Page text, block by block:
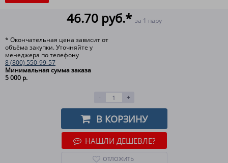
46.70 руб.* за 1 пару
* Окончательная цена зависит от
объёма закупки. Уточняйте у
менеджера по телефону
8 (800) 550-99-57
Минимальная сумма заказа
5 000 р.
- +
В КОРЗИНУ
НАШЛИ ДЕШЕВЛЕ?
ОТЛОЖИТЬ